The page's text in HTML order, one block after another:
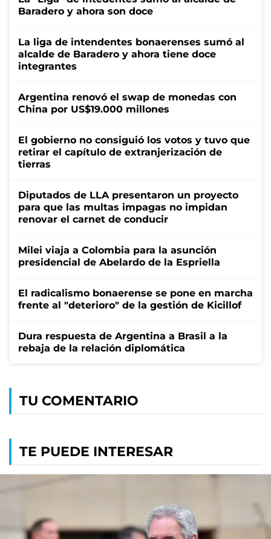
Baradero y ahora son doce
La liga de intendentes bonaerenses sumó al
alcalde de Baradero y ahora tiene doce
integrantes
Argentina renovó el swap de monedas con
China por US$19.000 millones
El gobierno no consiguió los votos y tuvo que
retirar el capítulo de extranjerización de
tierras
Diputados de LLA presentaron un proyecto
para que las multas impagas no impidan
renovar el carnet de conducir
Milei viaja a Colombia para la asunción
presidencial de Abelardo de la Espriella
El radicalismo bonaerense se pone en marcha
frente al "deterioro" de la gestión de Kicillof
Dura respuesta de Argentina a Brasil a la
rebaja de la relación diplomática
TU COMENTARIO
TE PUEDE INTERESAR